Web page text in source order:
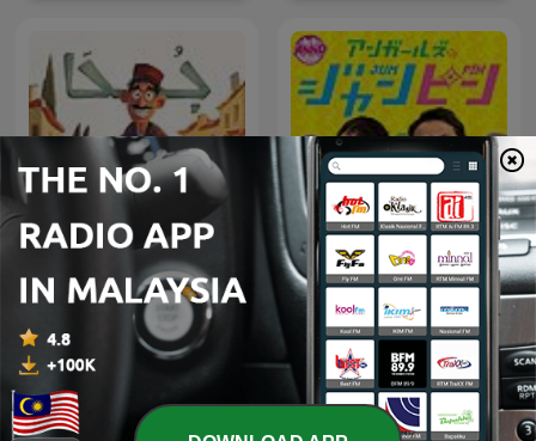
Juha | جحا
アンガールズのジャンピン[-
オールナイトニッポン
PODCAST-]